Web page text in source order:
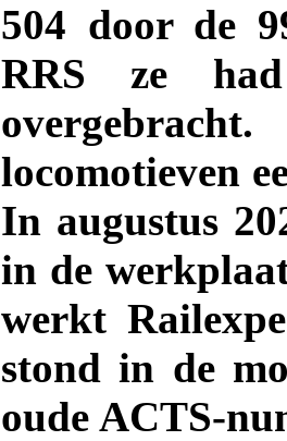
504 door de
RRS ze had
locomotieven
In augustus
in de
werkt
stond in de
oude ACTS-